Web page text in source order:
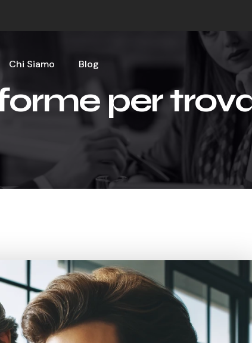
Chi Siamo Blog
per